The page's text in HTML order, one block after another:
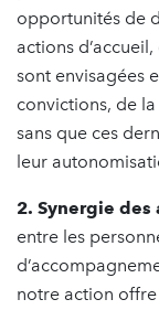
opportunités de
actions
sont envisagées
convictions, de
sans que ces
leur
2. Synergie des
entre les
notre action